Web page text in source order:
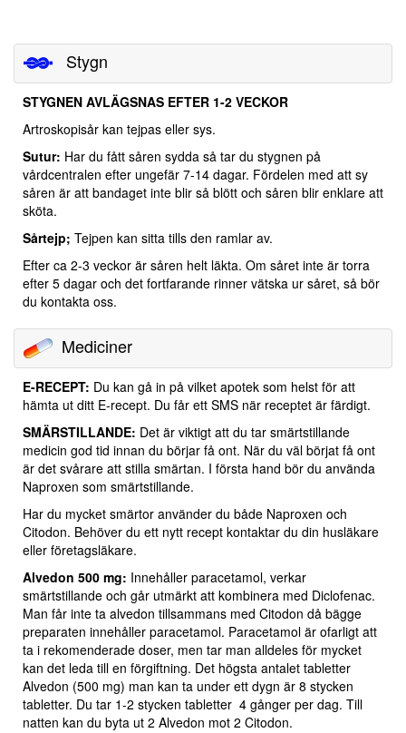
Stygn
STYGNEN AVLÄGSNAS EFTER 1-2 VECKOR
Artroskopisår kan tejpas eller sys.
Sutur: Har du fått såren sydda så tar du stygnen på
vårdcentralen efter ungefär 7-14 dagar. Fördelen med att sy
såren är att bandaget inte blir så blött och såren blir enklare att
sköta.
Sårtejp; Tejpen kan sitta tills den ramlar av.
Efter ca 2-3 veckor är såren helt läkta. Om såret inte är torra
efter 5 dagar och det fortfarande rinner vätska ur såret, så bör
du kontakta oss.
Mediciner
E-RECEPT: Du kan gå in på vilket apotek som helst för att
hämta ut ditt E-recept. Du får ett SMS när receptet är färdigt.
SMÄRSTILLANDE: Det är viktigt att du tar smärtstillande
medicin god tid innan du börjar få ont. När du väl börjat få ont
är det svårare att stilla smärtan. I första hand bör du använda
Naproxen som smärtstillande.
Har du mycket smärtor använder du både Naproxen och
Citodon. Behöver du ett nytt recept kontaktar du din husläkare
eller företagsläkare.
Alvedon 500 mg: Innehåller paracetamol, verkar
smärtstillande och går utmärkt att kombinera med Diclofenac.
Man får inte ta alvedon tillsammans med Citodon då bägge
preparaten innehåller paracetamol. Paracetamol är ofarligt att
ta i rekomenderade doser, men tar man alldeles för mycket
kan det leda till en förgiftning. Det högsta antalet tabletter
Alvedon (500 mg) man kan ta under ett dygn är 8 stycken
tabletter. Du tar 1-2 stycken tabletter 4 gånger per dag. Till
natten kan du byta ut 2 Alvedon mot 2 Citodon.